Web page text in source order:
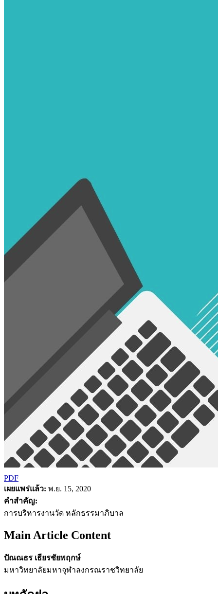
PDF
เผยแพร่แล้ว: พ.ย. 15, 2020
คำสำคัญ:
การบริหารงานวัด หลักธรรมาภิบาล
Main Article Content
ปัณณธร เธียรชัยพฤกษ์
มหาวิทยาลัยมหาจุฬาลงกรณราชวิทยาลัย